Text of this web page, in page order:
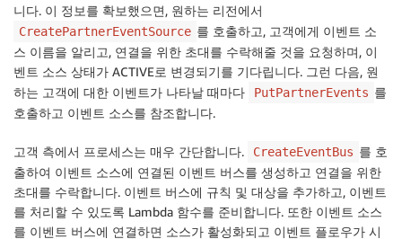
니다. 이 정보를 확보했으면, 원하는 리전에서
CreatePartnerEventSource 를 호출하고, 고객에게 이벤트 소
스 이름을 알리고, 연결을 위한 초대를 수락해줄 것을 요청하며, 이
벤트 소스 상태가 ACTIVE로 변경되기를 기다립니다. 그런 다음, 원
하는 고객에 대한 이벤트가 나타날 때마다
PutPartnerEvents 를
호출하고 이벤트 소스를 참조합니다.
고객 측에서 프로세스는 매우 간단합니다. CreateEventBus 를 호
출하여 이벤트 소스에 연결된 이벤트 버스를 생성하고 연결을 위한
초대를 수락합니다. 이벤트 버스에 규칙 및 대상을 추가하고, 이벤트
를 처리할 수 있도록 Lambda 함수를 준비합니다. 또한 이벤트 소스
를 이벤트 버스에 연결하면 소스가 활성화되고 이벤트 플로우가 시